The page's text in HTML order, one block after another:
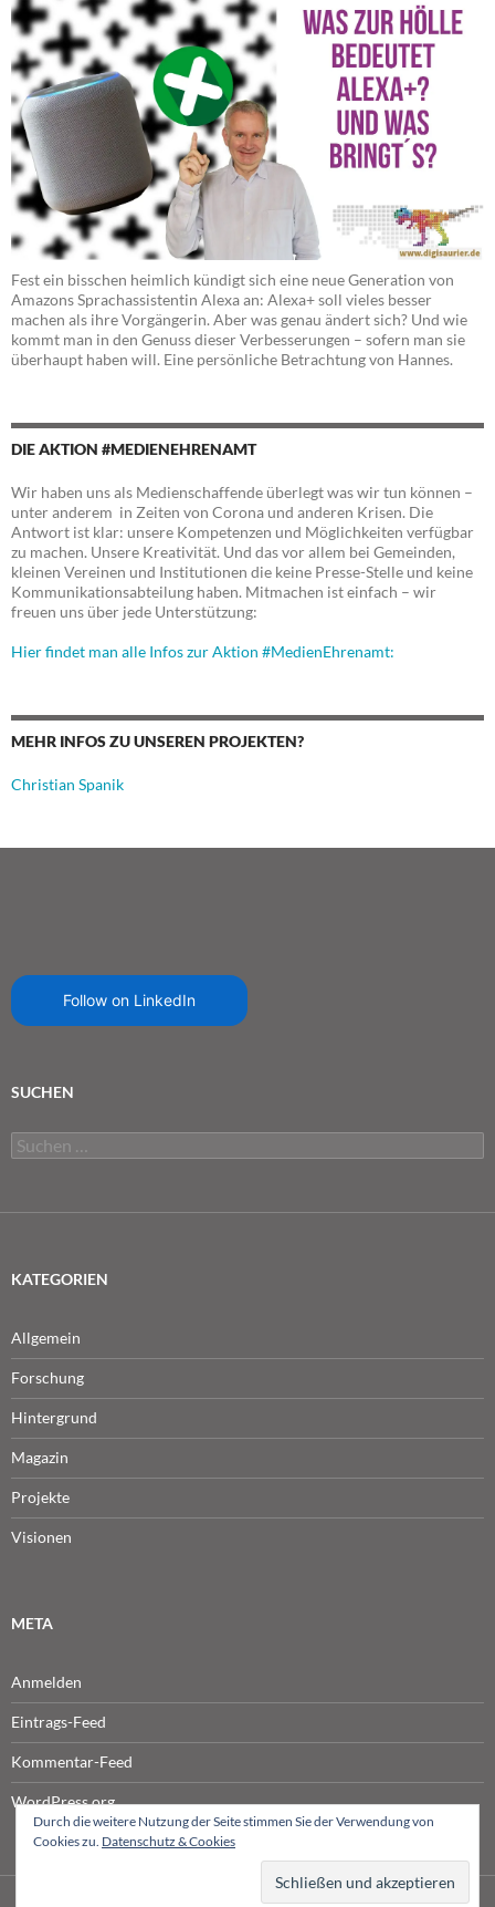
Fest ein bisschen heimlich kündigt sich eine neue Generation von
Amazons Sprachassistentin Alexa an: Alexa+ soll vieles besser
machen als ihre Vorgängerin. Aber was genau ändert sich? Und wie
kommt man in den Genuss dieser Verbesserungen – sofern man sie
überhaupt haben will. Eine persönliche Betrachtung von Hannes.
DIE AKTION #MEDIENEHRENAMT
Wir haben uns als Medienschaffende überlegt was wir tun können –
unter anderem in Zeiten von Corona und anderen Krisen. Die
Antwort ist klar: unsere Kompetenzen und Möglichkeiten verfügbar
zu machen. Unsere Kreativität. Und das vor allem bei Gemeinden,
kleinen Vereinen und Institutionen die keine Presse-Stelle und keine
Kommunikationsabteilung haben. Mitmachen ist einfach – wir
freuen uns über jede Unterstützung:
Hier findet man alle Infos zur Aktion #MedienEhrenamt:
MEHR INFOS ZU UNSEREN PROJEKTEN?
Christian Spanik
Follow on LinkedIn
SUCHEN
Suchen
nach:
KATEGORIEN
Allgemein
Forschung
Hintergrund
Magazin
Projekte
Visionen
META
Anmelden
Eintrags-Feed
Kommentar-Feed
WordPress.org
© NETPRODUCER
Durch die weitere Nutzung der Seite stimmen Sie der Verwendung von
Cookies zu. Datenschutz & Cookies